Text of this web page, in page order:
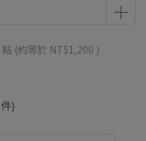
點 (約等於 NT$1,200 )
件)